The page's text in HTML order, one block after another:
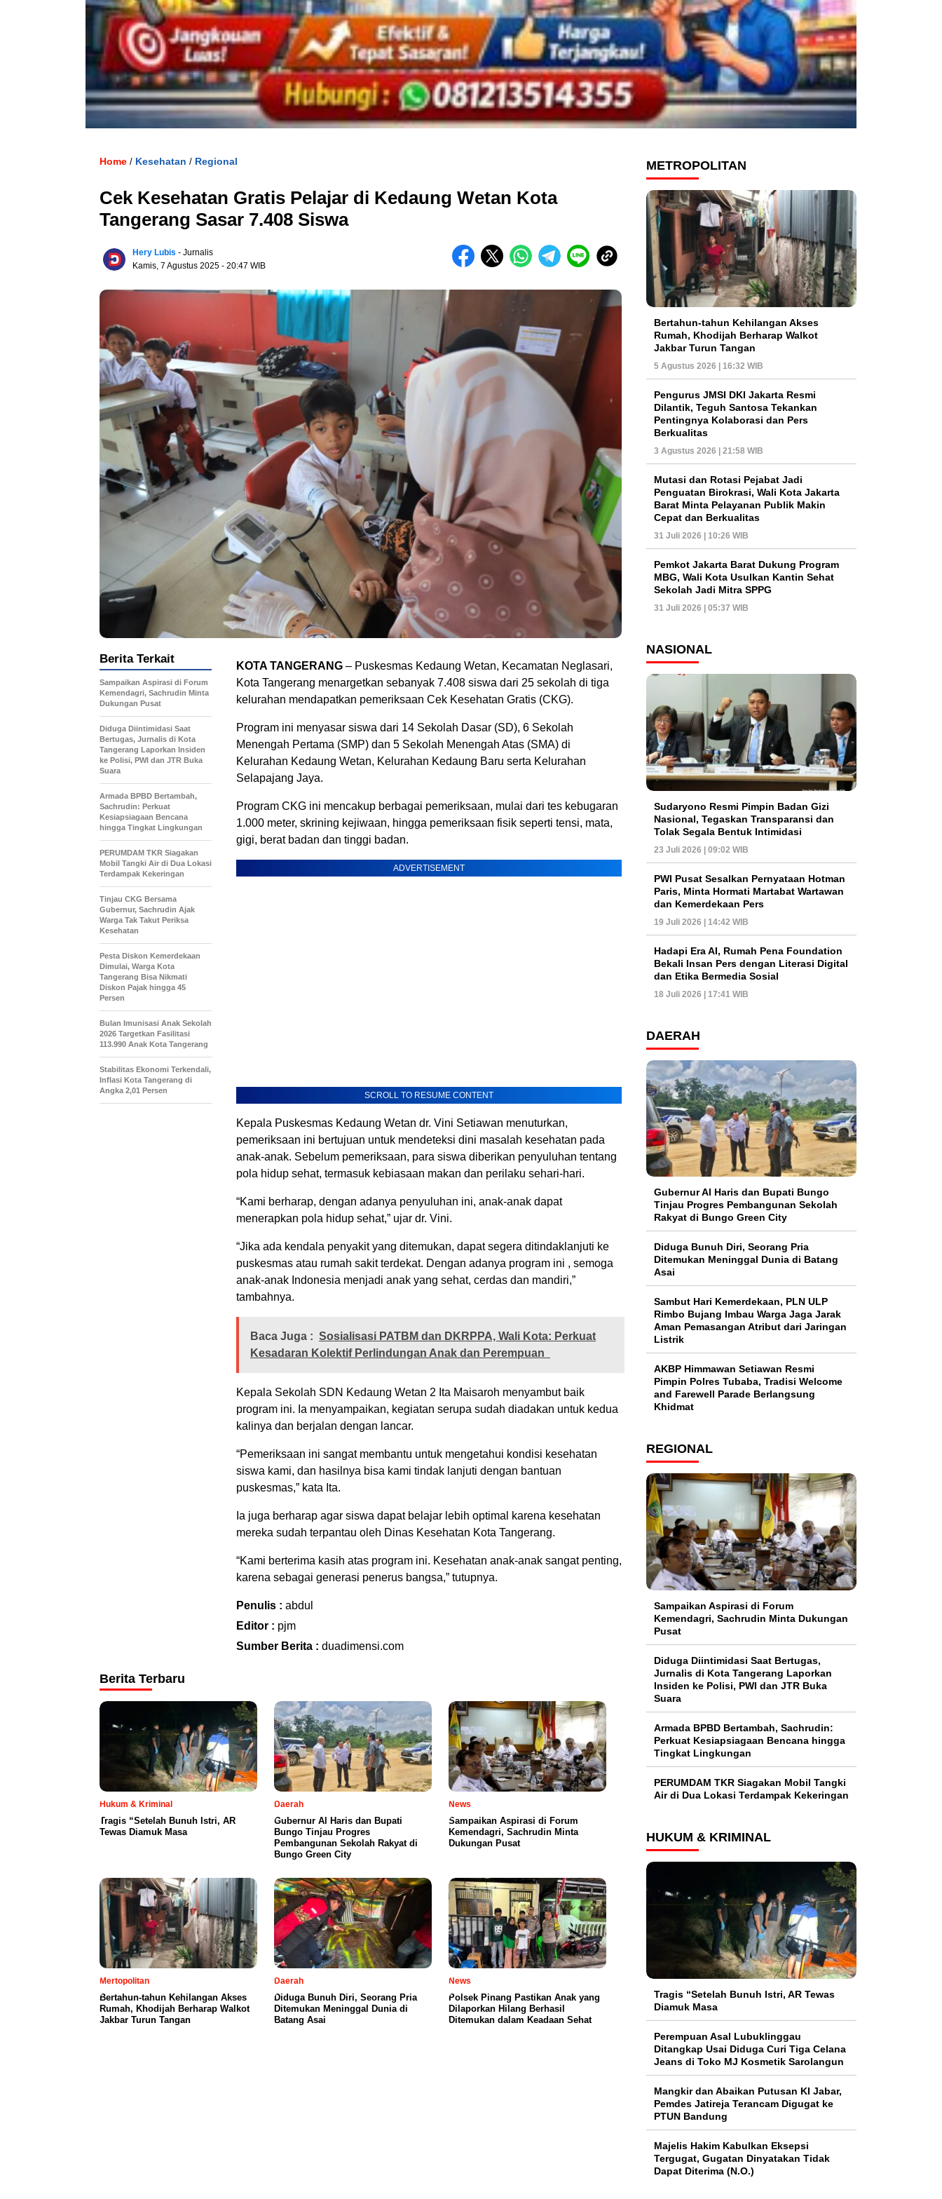
Home / Kesehatan / Regional
Cek Kesehatan Gratis Pelajar di Kedaung Wetan Kota
Tangerang Sasar 7.408 Siswa
Hery Lubis - Jurnalis
Kamis, 7 Agustus 2025 - 20:47 WIB
KOTA TANGERANG – Puskesmas Kedaung Wetan, Kecamatan Neglasari,
Kota Tangerang menargetkan sebanyak 7.408 siswa dari 25 sekolah di tiga
kelurahan mendapatkan pemeriksaan Cek Kesehatan Gratis (CKG).
Program ini menyasar siswa dari 14 Sekolah Dasar (SD), 6 Sekolah
Menengah Pertama (SMP) dan 5 Sekolah Menengah Atas (SMA) di
Kelurahan Kedaung Wetan, Kelurahan Kedaung Baru serta Kelurahan
Selapajang Jaya.
Program CKG ini mencakup berbagai pemeriksaan, mulai dari tes kebugaran
1.000 meter, skrining kejiwaan, hingga pemeriksaan fisik seperti tensi, mata,
gigi, berat badan dan tinggi badan.
ADVERTISEMENT
SCROLL TO RESUME CONTENT
Kepala Puskesmas Kedaung Wetan dr. Vini Setiawan menuturkan,
pemeriksaan ini bertujuan untuk mendeteksi dini masalah kesehatan pada
anak-anak. Sebelum pemeriksaan, para siswa diberikan penyuluhan tentang
pola hidup sehat, termasuk kebiasaan makan dan perilaku sehari-hari.
“Kami berharap, dengan adanya penyuluhan ini, anak-anak dapat
menerapkan pola hidup sehat,” ujar dr. Vini.
“Jika ada kendala penyakit yang ditemukan, dapat segera ditindaklanjuti ke
puskesmas atau rumah sakit terdekat. Dengan adanya program ini , semoga
anak-anak Indonesia menjadi anak yang sehat, cerdas dan mandiri,”
tambahnya.
Baca Juga : Sosialisasi PATBM dan DKRPPA, Wali Kota: Perkuat
Kesadaran Kolektif Perlindungan Anak dan Perempuan
Kepala Sekolah SDN Kedaung Wetan 2 Ita Maisaroh menyambut baik
program ini. Ia menyampaikan, kegiatan serupa sudah diadakan untuk kedua
kalinya dan berjalan dengan lancar.
“Pemeriksaan ini sangat membantu untuk mengetahui kondisi kesehatan
siswa kami, dan hasilnya bisa kami tindak lanjuti dengan bantuan
puskesmas,” kata Ita.
Ia juga berharap agar siswa dapat belajar lebih optimal karena kesehatan
mereka sudah terpantau oleh Dinas Kesehatan Kota Tangerang.
“Kami berterima kasih atas program ini. Kesehatan anak-anak sangat penting,
karena sebagai generasi penerus bangsa,” tutupnya.
Penulis : abdul
Editor : pjm
Sumber Berita : duadimensi.com
Berita Terkait
Sampaikan Aspirasi di Forum
Kemendagri, Sachrudin Minta
Dukungan Pusat
Diduga Diintimidasi Saat
Bertugas, Jurnalis di Kota
Tangerang Laporkan Insiden
ke Polisi, PWI dan JTR Buka
Suara
Armada BPBD Bertambah,
Sachrudin: Perkuat
Kesiapsiagaan Bencana
hingga Tingkat Lingkungan
PERUMDAM TKR Siagakan
Mobil Tangki Air di Dua Lokasi
Terdampak Kekeringan
Tinjau CKG Bersama
Gubernur, Sachrudin Ajak
Warga Tak Takut Periksa
Kesehatan
Pesta Diskon Kemerdekaan
Dimulai, Warga Kota
Tangerang Bisa Nikmati
Diskon Pajak hingga 45
Persen
Bulan Imunisasi Anak Sekolah
2026 Targetkan Fasilitasi
113.990 Anak Kota Tangerang
Stabilitas Ekonomi Terkendali,
Inflasi Kota Tangerang di
Angka 2,01 Persen
Berita Terbaru
Hukum & Kriminal
Tragis “Setelah Bunuh Istri, AR
Tewas Diamuk Masa
Daerah
​Gubernur Al Haris dan Bupati
Bungo Tinjau Progres
Pembangunan Sekolah Rakyat di
Bungo Green City
News
Sampaikan Aspirasi di Forum
Kemendagri, Sachrudin Minta
Dukungan Pusat
Mertopolitan
Bertahun-tahun Kehilangan Akses
Rumah, Khodijah Berharap Walkot
Jakbar Turun Tangan
Daerah
Diduga Bunuh Diri, Seorang Pria
Ditemukan Meninggal Dunia di
Batang Asai
News
Polsek Pinang Pastikan Anak yang
Dilaporkan Hilang Berhasil
Ditemukan dalam Keadaan Sehat
METROPOLITAN
Bertahun-tahun Kehilangan Akses
Rumah, Khodijah Berharap Walkot
Jakbar Turun Tangan
5 Agustus 2026 | 16:32 WIB
Pengurus JMSI DKI Jakarta Resmi
Dilantik, Teguh Santosa Tekankan
Pentingnya Kolaborasi dan Pers
Berkualitas
3 Agustus 2026 | 21:58 WIB
Mutasi dan Rotasi Pejabat Jadi
Penguatan Birokrasi, Wali Kota Jakarta
Barat Minta Pelayanan Publik Makin
Cepat dan Berkualitas
31 Juli 2026 | 10:26 WIB
Pemkot Jakarta Barat Dukung Program
MBG, Wali Kota Usulkan Kantin Sehat
Sekolah Jadi Mitra SPPG
31 Juli 2026 | 05:37 WIB
NASIONAL
Sudaryono Resmi Pimpin Badan Gizi
Nasional, Tegaskan Transparansi dan
Tolak Segala Bentuk Intimidasi
23 Juli 2026 | 09:02 WIB
PWI Pusat Sesalkan Pernyataan Hotman
Paris, Minta Hormati Martabat Wartawan
dan Kemerdekaan Pers
19 Juli 2026 | 14:42 WIB
Hadapi Era AI, Rumah Pena Foundation
Bekali Insan Pers dengan Literasi Digital
dan Etika Bermedia Sosial
18 Juli 2026 | 17:41 WIB
DAERAH
​Gubernur Al Haris dan Bupati Bungo
Tinjau Progres Pembangunan Sekolah
Rakyat di Bungo Green City
Diduga Bunuh Diri, Seorang Pria
Ditemukan Meninggal Dunia di Batang
Asai
Sambut Hari Kemerdekaan, PLN ULP
Rimbo Bujang Imbau Warga Jaga Jarak
Aman Pemasangan Atribut dari Jaringan
Listrik​
AKBP Himmawan Setiawan Resmi
Pimpin Polres Tubaba, Tradisi Welcome
and Farewell Parade Berlangsung
Khidmat
REGIONAL
Sampaikan Aspirasi di Forum
Kemendagri, Sachrudin Minta Dukungan
Pusat
Diduga Diintimidasi Saat Bertugas,
Jurnalis di Kota Tangerang Laporkan
Insiden ke Polisi, PWI dan JTR Buka
Suara
Armada BPBD Bertambah, Sachrudin:
Perkuat Kesiapsiagaan Bencana hingga
Tingkat Lingkungan
PERUMDAM TKR Siagakan Mobil Tangki
Air di Dua Lokasi Terdampak Kekeringan
HUKUM & KRIMINAL
Tragis “Setelah Bunuh Istri, AR Tewas
Diamuk Masa
Perempuan Asal Lubuklinggau
Ditangkap Usai Diduga Curi Tiga Celana
Jeans di Toko MJ Kosmetik Sarolangun
Mangkir dan Abaikan Putusan KI Jabar,
Pemdes Jatireja Terancam Digugat ke
PTUN Bandung
Majelis Hakim Kabulkan Eksepsi
Tergugat, Gugatan Dinyatakan Tidak
Dapat Diterima (N.O.)